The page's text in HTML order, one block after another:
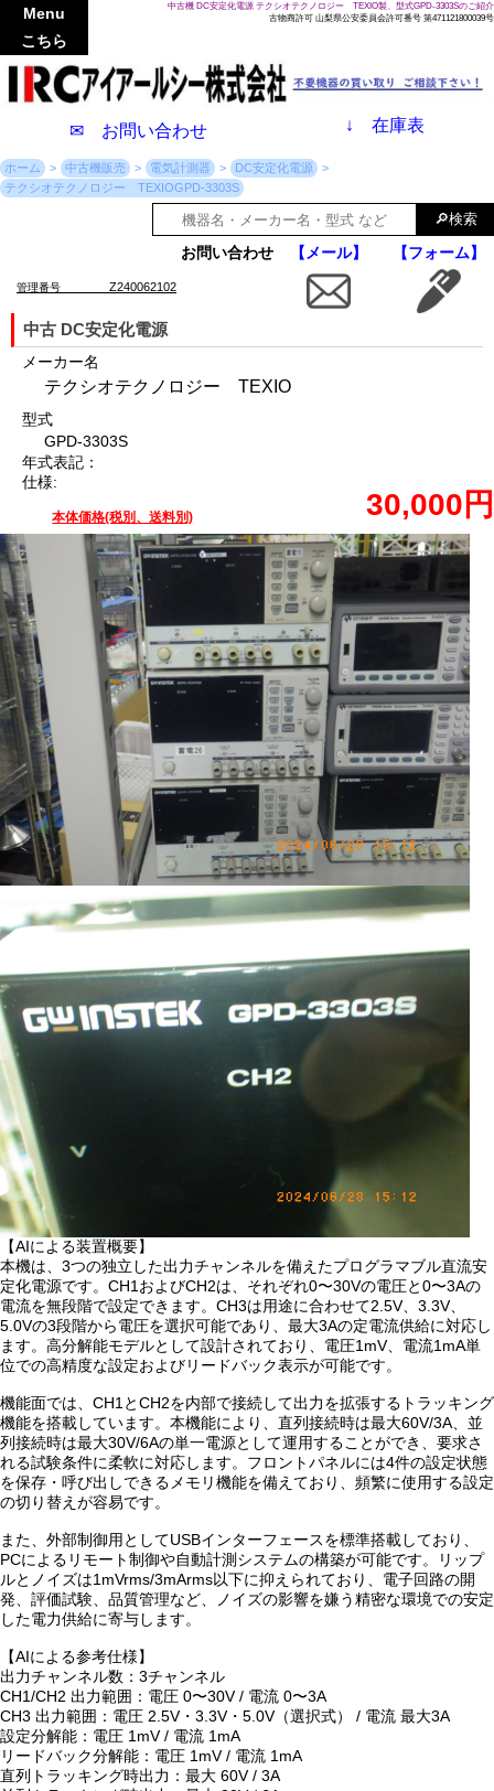
中古機 DC安定化電源 テクシオテクノロジー TEXIO製、型式GPD-3303Sのご紹介
古物商許可 山梨県公安委員会許可番号 第471121800039号
✉ お問い合わせ ↓ 在庫表
Menu
こちら
ホーム 中古機販売 電気計測器
DC安定化電源
テクシオテクノロジー TEXIOGPD-3303S
お問い合わせ 【メール】 【フォーム】
管理番号 Z240062102
中古 DC安定化電源
メーカー名
テクシオテクノロジー TEXIO
型式
GPD-3303S
年式表記：
仕様:
本体価格(税別、送料別) 30,000円
【AIによる装置概要】
本機は、3つの独立した出力チャンネルを備えたプログラマブル直流安
定化電源です。CH1およびCH2は、それぞれ0〜30Vの電圧と0〜3Aの
電流を無段階で設定できます。CH3は用途に合わせて2.5V、3.3V、
5.0Vの3段階から電圧を選択可能であり、最大3Aの定電流供給に対応し
ます。高分解能モデルとして設計されており、電圧1mV、電流1mA単
位での高精度な設定およびリードバック表示が可能です。
機能面では、CH1とCH2を内部で接続して出力を拡張するトラッキング
機能を搭載しています。本機能により、直列接続時は最大60V/3A、並
列接続時は最大30V/6Aの単一電源として運用することができ、要求さ
れる試験条件に柔軟に対応します。フロントパネルには4件の設定状態
を保存・呼び出しできるメモリ機能を備えており、頻繁に使用する設定
の切り替えが容易です。
また、外部制御用としてUSBインターフェースを標準搭載しており、
PCによるリモート制御や自動計測システムの構築が可能です。リップ
ルとノイズは1mVrms/3mArms以下に抑えられており、電子回路の開
発、評価試験、品質管理など、ノイズの影響を嫌う精密な環境での安定
した電力供給に寄与します。
【AIによる参考仕様】
出力チャンネル数：3チャンネル
CH1/CH2 出力範囲：電圧 0〜30V / 電流 0〜3A
CH3 出力範囲：電圧 2.5V・3.3V・5.0V（選択式） / 電流 最大3A
設定分解能：電圧 1mV / 電流 1mA
リードバック分解能：電圧 1mV / 電流 1mA
直列トラッキング時出力：最大 60V / 3A